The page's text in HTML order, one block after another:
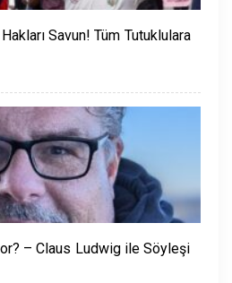
Savun! Tüm Tutuklulara
– Claus Ludwig ile Söyleşi